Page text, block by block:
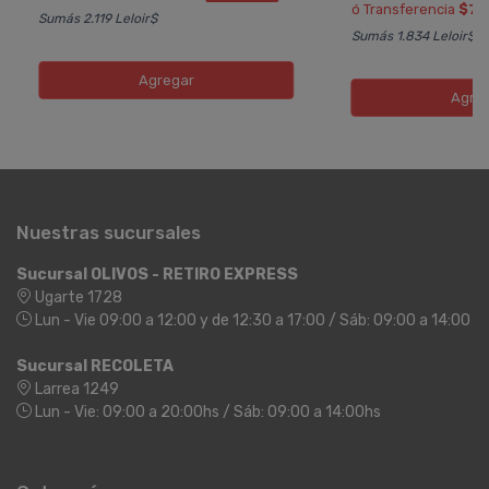
Sumás 2.119 Leloir$
Agregar
ó Transferencia
Sumás 1.834 Leloir$
Nuestras sucursales
Sucursal OLIVOS - RETIRO EXPRESS
Ugarte 1728
Lun - Vie 09:00 a 12:00 y de 12:30 a 17:00 / Sáb: 09:00 a 14:00
Sucursal RECOLETA
Larrea 1249
Lun - Vie: 09:00 a 20:00hs / Sáb: 09:00 a 14:00hs